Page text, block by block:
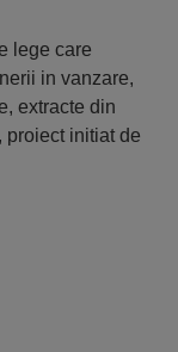
lege care
in vanzare,
extracte din
proiect initiat de